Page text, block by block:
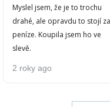
Myslel jsem, že je to trochu
drahé, ale opravdu to stojí
peníze. Koupila jsem ho ve
slevě.
2 roky ago